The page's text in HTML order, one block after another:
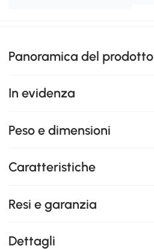
Panoramica del prodotto
In evidenza
Peso e dimensioni
Caratteristiche
Resi e garanzia
Dettagli